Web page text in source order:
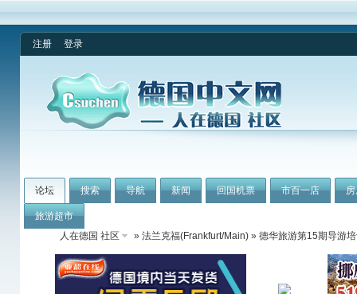
注册 登录
论坛 搜索 导航 新闻 回国机票 市百一店
旅游超市
人在德国 社区
» 法兰克福(Frankfurt/Main) » 德华旅游第15期导游